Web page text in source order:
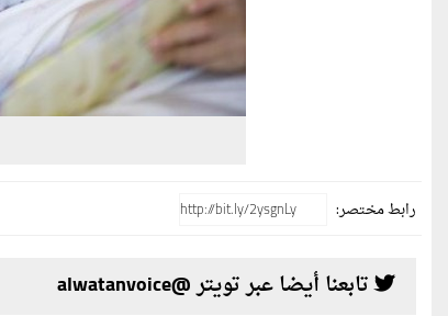
رابط مختصر:
تابعنا أيضا عبر تويتر @alwatanvoice